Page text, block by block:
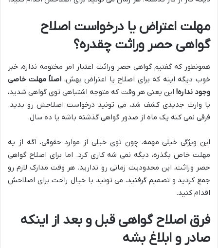
مهلت اعتراض یا درخواست اصلاح
گواهی حصر وراثت چقدره؟
همونطور که گفتیم گواهی حصر وراثت اعتبار امر مختومه نداره، خبر
خوب دیگه اینه که برای اصلاح یا اعتراض بهش، اصلاً مهلت خاصی
وجود نداره! این یعنی هر وقت که متوجه اشتباهی توی گواهی شدید،
یا وارث جدیدی کشف شد، می تونید درخواست اصلاحش رو بدید.
فرقی نمی کنه یک ماه از صدور گواهی گذشته باشه یا ده سال.
این ویژگی خیلی مهمه، چون توی خیلی از موارد حقوقی، اگه از یه
مهلت خاص بگذره، دیگه نمی شه کاری کرد. اما برای اصلاح گواهی
حصر وراثت، این محدودیت زمانی رو ندارید. هر وقت مدارک لازم رو
جمع کردید و تصمیم گرفتید، می تونید با خیال راحت برای اصلاحش
اقدام کنید.
فرق اصلاح گواهی قبل و بعد از اینکه
صادر و ابلاغ بشه